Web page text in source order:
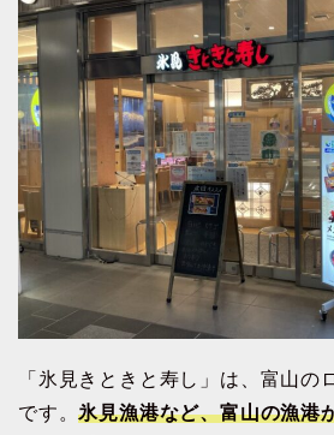
「氷見きときと寿し」は、富山の
です。氷見漁港など、富山の漁港